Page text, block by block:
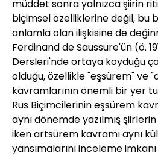
müddet sonra yalnızca şiirin
biçimsel özelliklerine değil, bu
anlamla olan ilişkisine de
Ferdinand de Saussure'ün (ö.
Dersleri'nde ortaya koyduğu
olduğu, özellikle "eşsürem" ve
kavramlarının önemli bir yer
Rus Biçimcilerinin eşsürem
aynı dönemde yazılmış
iken artsürem kavramı aynı
yansımalarını inceleme